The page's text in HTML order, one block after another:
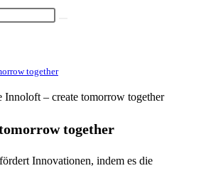
together
together
Innovationen, indem es die